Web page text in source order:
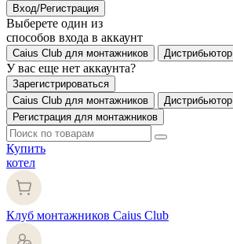
Вход/Регистрация
Выберете один из
способов входа в аккаунт
Caius Club для монтажников Дистрибьютор
У вас еще нет аккаунта?
Зарегистрироваться
Caius Club для монтажников
Дистрибьютор
Регистрация для монтажников
Купить
котел
Клуб монтажников Caius Club